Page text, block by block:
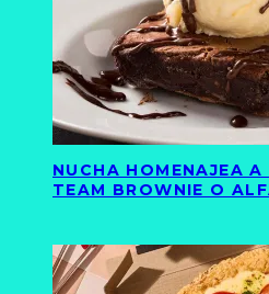
NUCHA HOMENAJEA
TEAM BROWNIE O